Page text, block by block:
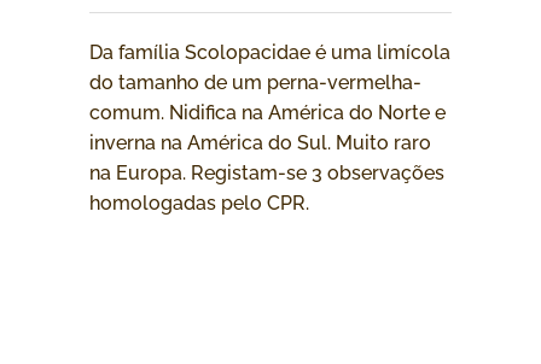
Da família Scolopacidae é uma limícola
do tamanho de um perna-vermelha-
comum. Nidifica na América do Norte e
inverna na América do Sul. Muito raro
na Europa. Registam-se 3 observações
homologadas pelo CPR.